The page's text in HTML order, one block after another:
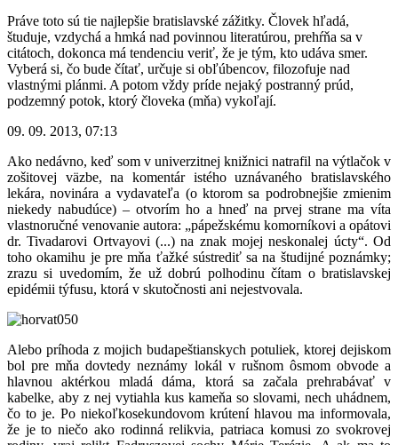
Práve toto sú tie najlepšie bratislavské zážitky. Človek hľadá,
študuje, vzdychá a hmká nad povinnou literatúrou, prehŕňa sa v
citátoch, dokonca má tendenciu veriť, že je tým, kto udáva smer.
Vyberá si, čo bude čítať, určuje si obľúbencov, filozofuje nad
vlastnými plánmi. A potom vždy príde nejaký postranný prúd,
podzemný potok, ktorý človeka (mňa) vykoľají.
09. 09. 2013, 07:13
Ako nedávno, keď som v univerzitnej knižnici natrafil na výtlačok v
zošitovej väzbe, na komentár istého uznávaného bratislavského
lekára, novinára a vydavateľa (o ktorom sa podrobnejšie zmienim
niekedy nabudúce) – otvorím ho a hneď na prvej strane ma víta
vlastnoručné venovanie autora: „pápežskému komorníkovi a opátovi
dr. Tivadarovi Ortvayovi (...) na znak mojej neskonalej úcty“. Od
toho okamihu je pre mňa ťažké sústrediť sa na študijné poznámky;
zrazu si uvedomím, že už dobrú polhodinu čítam o bratislavskej
epidémii týfusu, ktorá v skutočnosti ani nejestvovala.
Alebo príhoda z mojich budapeštianskych potuliek, ktorej dejiskom
bol pre mňa dovtedy neznámy lokál v rušnom ôsmom obvode a
hlavnou aktérkou mladá dáma, ktorá sa začala prehrabávať v
kabelke, aby z nej vytiahla kus kameňa so slovami, nech uhádnem,
čo to je. Po niekoľkosekundovom krútení hlavou ma informovala,
že je to niečo ako rodinná relikvia, patriaca komusi zo svokrovej